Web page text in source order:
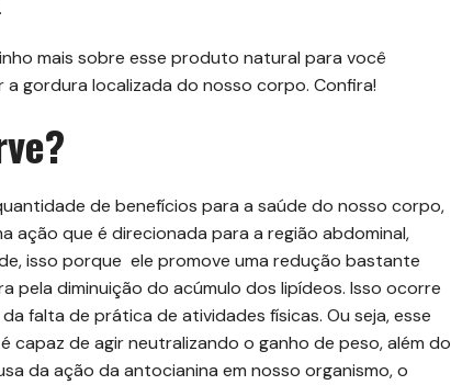
mais sobre esse produto natural para você
gordura localizada do nosso corpo. Confira!
de benefícios para a saúde do nosso corpo,
ação que é direcionada para a região abdominal,
isso porque ele promove uma redução bastante
pela diminuição do acúmulo dos lipídeos. Isso ocorre
falta de prática de atividades físicas. Ou seja, esse
de agir neutralizando o ganho de peso, além do
da ação da antocianina em nosso organismo, o